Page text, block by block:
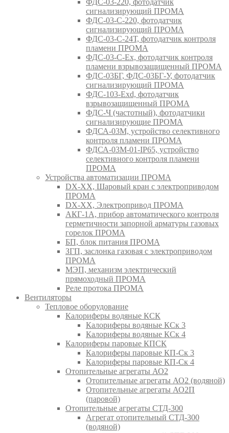
ФДС-03-220, фотодатчик
сигнализирующий ПРОМА
ФДС-03-С-220, фотодатчик
сигнализирующий ПРОМА
ФДС-03-С-24Т, фотодатчик контроля
пламени ПРОМА
ФДС-03-С-Ex, фотодатчик контроля
пламени взрывозащищенный ПРОМА
ФДС-03БГ, ФДС-03БГ-У, фотодатчик
сигнализирующий ПРОМА
ФДС-103-Ехd, фотодатчик
взрывозащищенный ПРОМА
ФДС-Ч (частотный), фотодатчики
сигнализирующие ПРОМА
ФДСА-03М, устройство селективного
контроля пламени ПРОМА
ФДСА-03М-01-IP65, устройство
селективного контроля пламени
ПРОМА
Устройства автоматизации ПРОМА
DX-XX, Шаровый кран c электроприводом
ПРОМА
DX-XX, Электропривод ПРОМА
АКГ-1А, прибор автоматического контроля
герметичности запорной арматуры газовых
горелок ПРОМА
БП, блок питания ПРОМА
ЗГП, заслонка газовая с электроприводом
ПРОМА
МЭП, механизм электрический
прямоходный ПРОМА
Реле протока ПРОМА
Вентиляторы
Тепловое оборудование
Калориферы водяные КСК
Калориферы водяные КСк 3
Калориферы водяные КСк 4
Калориферы паровые КПСК
Калориферы паровые КП-Ск 3
Калориферы паровые КП-Ск 4
Отопительные агрегаты АО2
Отопительные агрегаты АО2 (водяной)
Отопительные агрегаты АО2П
(паровой)
Отопительные агрегаты СТД-300
Агрегат отопительный СТД-300
(водяной)